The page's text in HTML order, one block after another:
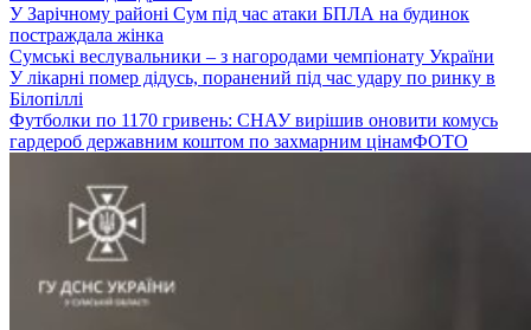
У Зарічному районі Сум під час атаки БПЛА на будинок
постраждала жінка
Сумські веслувальники – з нагородами чемпіонату України
У лікарні помер дідусь, поранений під час удару по ринку в
Білопіллі
Футболки по 1170 гривень: СНАУ вирішив оновити комусь
гардероб державним коштом по захмарним цінамФОТО